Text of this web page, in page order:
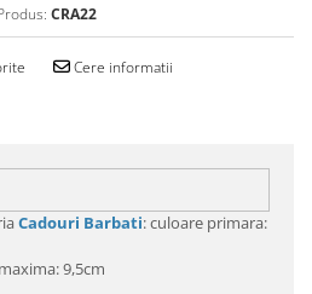
CRA22
Cere informatii
Cadouri Barbati: culoare primara:
9,5cm